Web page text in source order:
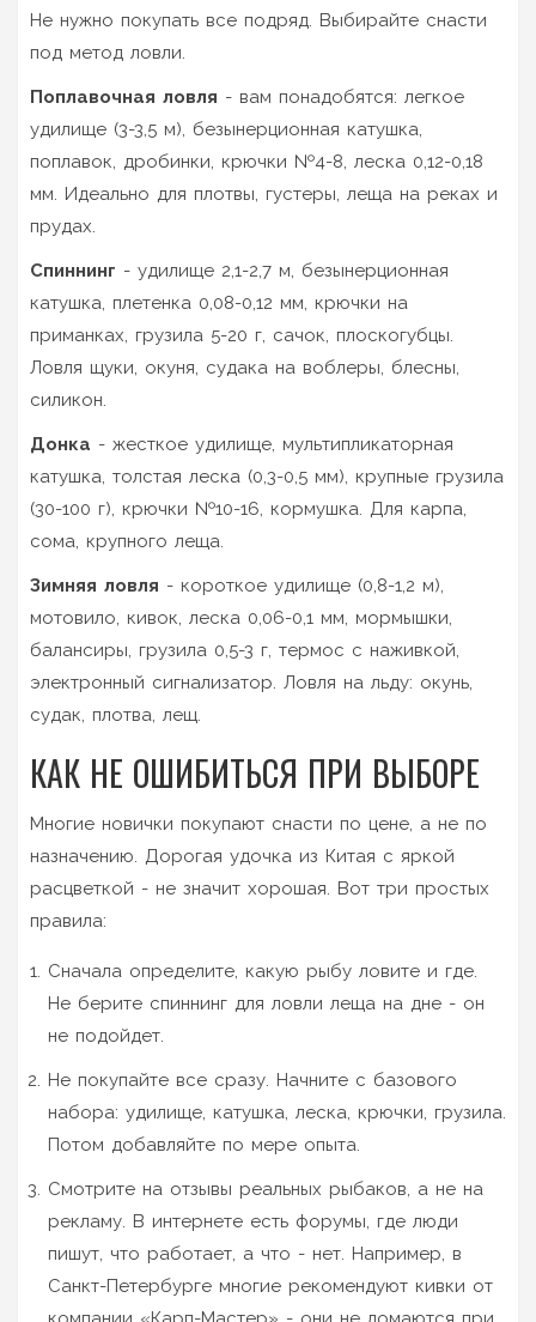
Не нужно покупать все подряд. Выбирайте снасти
под метод ловли.
Поплавочная ловля - вам понадобятся: легкое
удилище (3-3,5 м), безынерционная катушка,
поплавок, дробинки, крючки №4-8, леска 0,12-0,18
мм. Идеально для плотвы, густеры, леща на реках и
прудах.
Спиннинг - удилище 2,1-2,7 м, безынерционная
катушка, плетенка 0,08-0,12 мм, крючки на
приманках, грузила 5-20 г, сачок, плоскогубцы.
Ловля щуки, окуня, судака на воблеры, блесны,
силикон.
Донка - жесткое удилище, мультипликаторная
катушка, толстая леска (0,3-0,5 мм), крупные грузила
(30-100 г), крючки №10-16, кормушка. Для карпа,
сома, крупного леща.
Зимняя ловля - короткое удилище (0,8-1,2 м),
мотовило, кивок, леска 0,06-0,1 мм, мормышки,
балансиры, грузила 0,5-3 г, термос с наживкой,
электронный сигнализатор. Ловля на льду: окунь,
судак, плотва, лещ.
КАК НЕ ОШИБИТЬСЯ ПРИ ВЫБОРЕ
Многие новички покупают снасти по цене, а не по
назначению. Дорогая удочка из Китая с яркой
расцветкой - не значит хорошая. Вот три простых
правила:
Сначала определите, какую рыбу ловите и где.
Не берите спиннинг для ловли леща на дне - он
не подойдет.
Не покупайте все сразу. Начните с базового
набора: удилище, катушка, леска, крючки, грузила.
Потом добавляйте по мере опыта.
Смотрите на отзывы реальных рыбаков, а не на
рекламу. В интернете есть форумы, где люди
пишут, что работает, а что - нет. Например, в
Санкт-Петербурге многие рекомендуют кивки от